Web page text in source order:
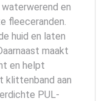
en
fleeceranden.
huid en laten
maakt
en helpt
klittenband aan
PUL-